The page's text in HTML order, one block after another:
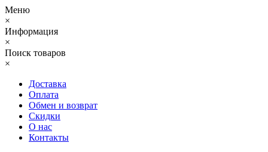
Меню
×
Информация
×
Поиск товаров
×
Доставка
Оплата
Обмен и возврат
Скидки
О нас
Контакты